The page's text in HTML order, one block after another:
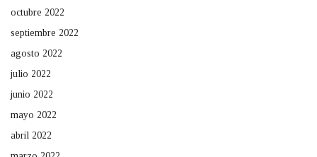
octubre 2022
septiembre 2022
agosto 2022
julio 2022
junio 2022
mayo 2022
abril 2022